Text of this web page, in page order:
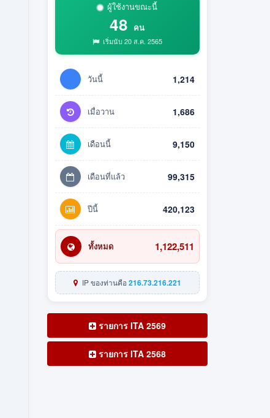
ผู้ใช้งานขณะนี้
48 คน
เริ่มนับ 20 ส.ค. 2565
วันนี้ 1,214
เมื่อวาน 1,686
เดือนนี้ 9,150
เดือนที่แล้ว 99,315
ปีนี้ 420,123
ทั้งหมด 1,122,511
IP ของท่านคือ216.73.216.221
รายการ ITA 2569
รายการ ITA 2568